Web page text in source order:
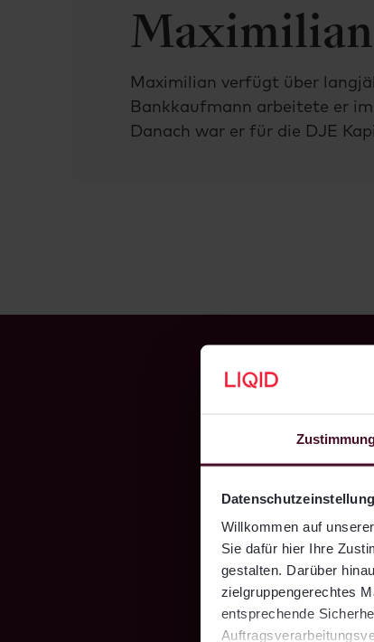
Willkommen auf
Sie dafür hier Ihre
gestalten. Darüber
zielgruppengerechtes
entsprechende
Maximilian verfügt über
Bankkaufmann arbeitete er
Danach war er für die DJE